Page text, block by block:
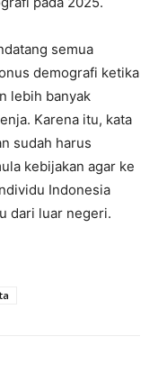
semua
demografi ketika
lebih banyak
Karena itu, kata
sudah harus
kebijakan agar ke
Indonesia
dari luar negeri.